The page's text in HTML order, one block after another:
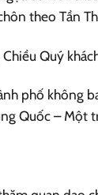
theo Tần
Quý
phố không
Quốc –